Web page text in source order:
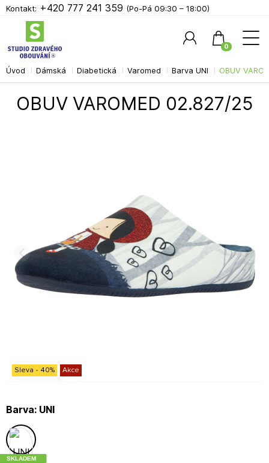
Úvod Dámská Diabetická Varomed Barva UNI OBUV
OBUV VAROMED 02.827/25
Akce
Sleva - 40%
Barva: UNI
SKLADEM
Kontakt: +420 777 241 359 (Po-Pá 09:30 – 18:00)
0